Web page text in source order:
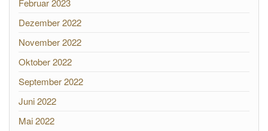
Februar 2023
Dezember 2022
November 2022
Oktober 2022
September 2022
Juni 2022
Mai 2022